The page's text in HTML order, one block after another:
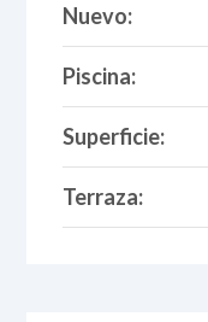
Nuevo:
Piscina:
Superficie:
Terraza: